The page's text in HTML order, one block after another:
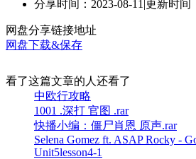
分享时间：2023-08-11 |更新时间
网盘分享链接地址
网盘下载&保存
看了这篇文章的人还看了
中欧行攻略
1001 .深打 官图 .rar
快播小编：僵尸肖恩 原声.rar
Selena Gomez ft. ASAP Rocky -
Unit5lesson4-1